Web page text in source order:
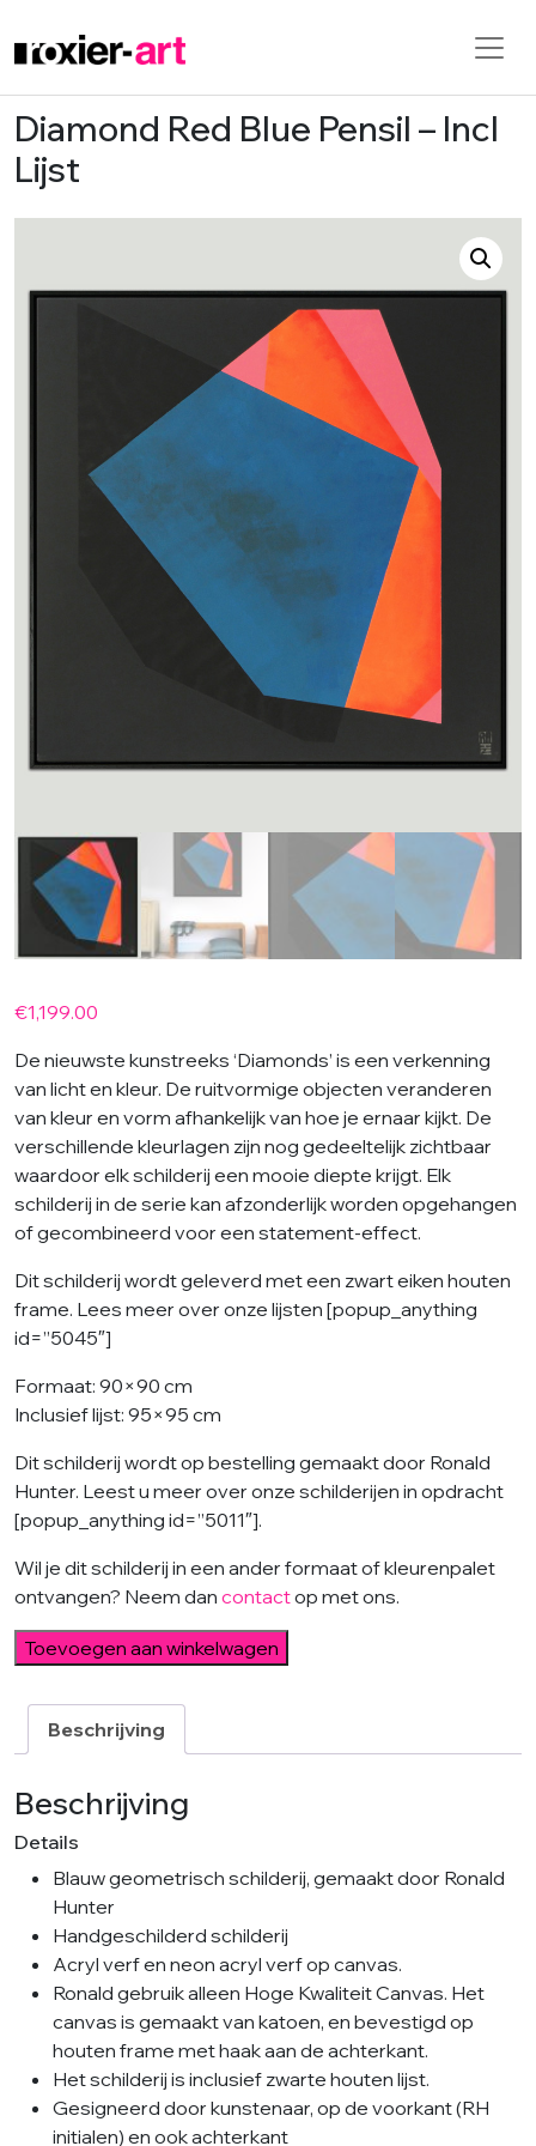
Skip to main content
Diamond Red Blue Pensil – Incl
Lijst
€1,199.00
De nieuwste kunstreeks ‘Diamonds’ is een verkenning
van licht en kleur. De ruitvormige objecten veranderen
van kleur en vorm afhankelijk van hoe je ernaar kijkt. De
verschillende kleurlagen zijn nog gedeeltelijk zichtbaar
waardoor elk schilderij een mooie diepte krijgt. Elk
schilderij in de serie kan afzonderlijk worden opgehangen
of gecombineerd voor een statement-effect.
Dit schilderij wordt geleverd met een zwart eiken houten
frame. Lees meer over onze lijsten [popup_anything
id=”5045″]
Formaat: 90×90 cm
Inclusief lijst: 95×95 cm
Dit schilderij wordt op bestelling gemaakt door Ronald
Hunter. Leest u meer over onze schilderijen in opdracht
[popup_anything id=”5011″].
Wil je dit schilderij in een ander formaat of kleurenpalet
ontvangen? Neem dan contactop met ons.
Diamond
Red
Blue
Pensil
-
Incl
Lijst
aantal
Toevoegen aan winkelwagen
Beschrijving
Beschrijving
Details
Blauw geometrisch schilderij, gemaakt door Ronald
Hunter
Handgeschilderd schilderij
Acryl verf en neon acryl verf op canvas.
Ronald gebruik alleen Hoge Kwaliteit Canvas. Het
canvas is gemaakt van katoen, en bevestigd op
houten frame met haak aan de achterkant.
Het schilderij is inclusief zwarte houten lijst.
Gesigneerd door kunstenaar, op de voorkant (RH
initialen) en ook achterkant